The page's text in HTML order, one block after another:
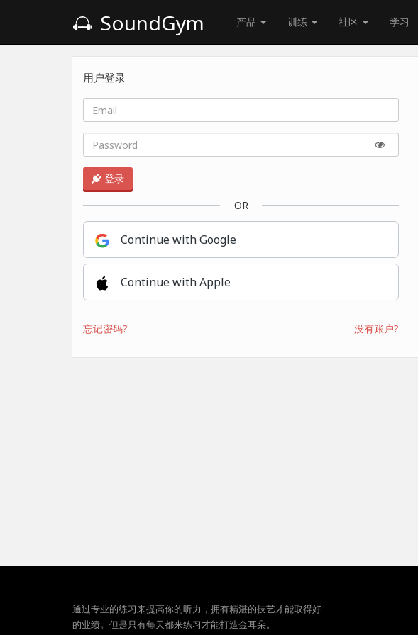
SoundGym 产品 训练 社区 学习
用户登录
登录
OR
Continue with Google
Continue with Apple
忘记密码? 没有账户?
通过专业的练习来提高你的听力，拥有精湛的技艺才能取得好
的业绩。但是只有每天都来练习才能打造金耳朵。